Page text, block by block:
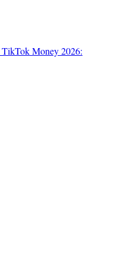
TikTok Money 2026: